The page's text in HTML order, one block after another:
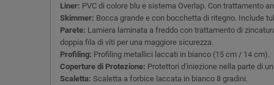
Liner: PVC di colore blu e sistema Overlap. Con trattamento
Skimmer: Bocca grande e con bocchetta di ritegno. Include
Parete: Lamiera laminata a freddo con trattamento di
doppia fila di viti per una maggiore sicurezza.
Profiling: Profiling metallici laccati in bianco (15 cm / 14 cm).
Coperture di Protezione: Protettori d'iniezione nella parte di
Scaletta: Scaletta a forbice laccata in bianco 8 gradini.